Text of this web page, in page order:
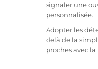
signaler une
personnalisée.
Adopter les
delà de la
proches avec